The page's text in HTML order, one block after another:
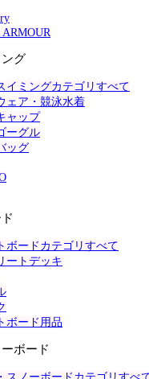
ARMOUR
グ
イミングカテゴリすべて
ェア・競泳水着
ャップ
ーグル
ッグ
ボードカテゴリすべて
ートデッキ
ボード用品
ボード